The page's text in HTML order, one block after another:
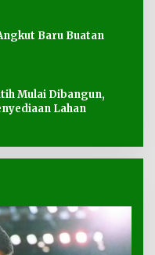
Baru Buatan
Mulai Dibangun,
Lahan